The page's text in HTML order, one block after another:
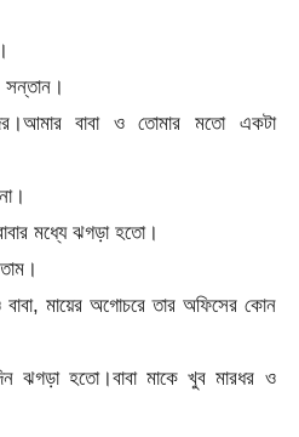
সন্তান।
বাবা ও তোমার মতো একটা
মধ্যে ঝগড়া হতো।
মায়ের অগোচরে তার অফিসের কোন
ঝগড়া হতো।বাবা মাকে খুব মারধর ও